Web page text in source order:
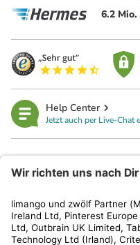
6.2
Help Center
Jetzt auch per Live-Chat
Kundenservice